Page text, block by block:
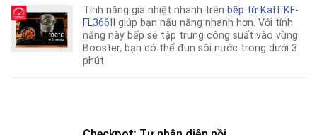
Tính năng gia nhiệt nhanh trên bếp từ Kaff KF-
FL366II
giúp bạn nấu năng nhanh hơn. Với tính
năng này bếp sẽ tập trung công suất vào vùng
Booster, bạn có thể đun sôi nước trong dưới 3
phút